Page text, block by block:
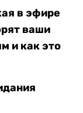
в эфире
ваши
и как это